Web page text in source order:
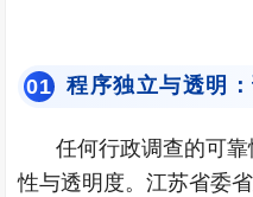
01 程序独立与透明
任何行政调查的可
性与透明度。江苏省委